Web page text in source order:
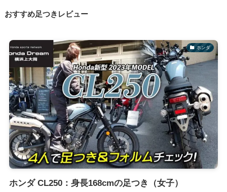
おすすめ足つきレビュー
ホンダ
ホンダ CL250：身長168cmの足つき（女子）